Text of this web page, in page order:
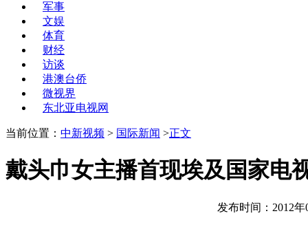
军事
文娱
体育
财经
访谈
港澳台侨
微视界
东北亚电视网
当前位置： 中新视频 > 国际新闻 >正文
戴头巾女主播首现埃及国家电
发布时间：2012年